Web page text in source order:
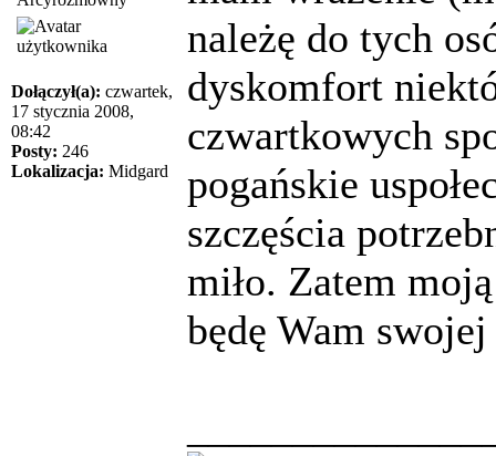
Dołączył(a): czwartek,
17 stycznia 2008,
08:42
Posty: 246
Lokalizacja: Midgard
należę do tych
dyskomfort
czwartkowych
pogańskie
szczęścia
miło. Zatem
będę Wam